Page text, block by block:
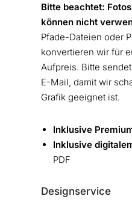
Bitte beachtet:
können nicht
Pfade-Dateien oder
konvertieren wir für
Aufpreis. Bitte
E-Mail, damit wir
Grafik geeignet ist.
Inklusive
Inklusive
PDF
Designservice